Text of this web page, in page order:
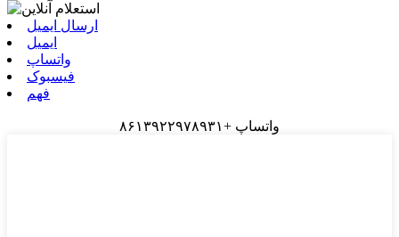
ارسال ایمیل
ایمیل
واتساپ
فیسبوک
فهم
واتساپ +۸۶۱۳۹۲۲۹۷۸۹۳۱